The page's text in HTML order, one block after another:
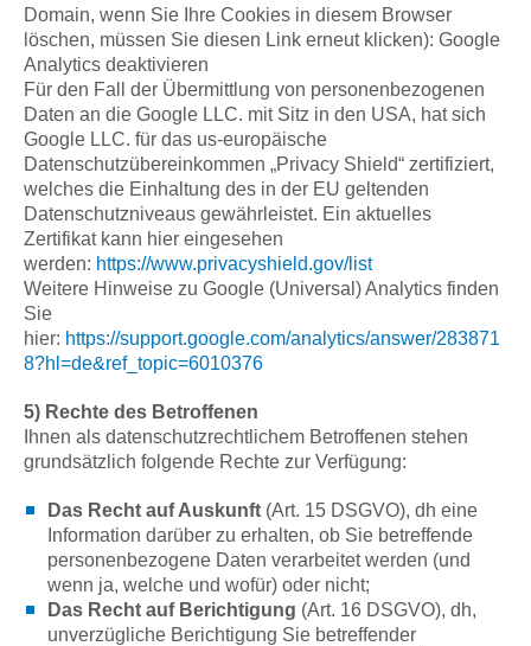
Domain, wenn Sie Ihre Cookies in diesem Browser
löschen, müssen Sie diesen Link erneut klicken): Google
Analytics deaktivieren
Für den Fall der Übermittlung von personenbezogenen
Daten an die Google LLC. mit Sitz in den USA, hat sich
Google LLC. für das us-europäische
Datenschutzübereinkommen „Privacy Shield“ zertifiziert,
welches die Einhaltung des in der EU geltenden
Datenschutzniveaus gewährleistet. Ein aktuelles
Zertifikat kann hier eingesehen
werden: https://www.privacyshield.gov/list
Weitere Hinweise zu Google (Universal) Analytics finden
Sie
hier: https://support.google.com/analytics/answer/283871
8?hl=de&ref_topic=6010376
5) Rechte des Betroffenen
Ihnen als datenschutzrechtlichem Betroffenen stehen
grundsätzlich folgende Rechte zur Verfügung:
Das Recht auf Auskunft (Art. 15 DSGVO), dh eine
Information darüber zu erhalten, ob Sie betreffende
personenbezogene Daten verarbeitet werden (und
wenn ja, welche und wofür) oder nicht;
Das Recht auf Berichtigung (Art. 16 DSGVO), dh,
unverzügliche Berichtigung Sie betreffender